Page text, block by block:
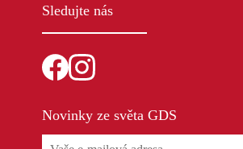
Sledujte nás
Novinky ze světa GDS